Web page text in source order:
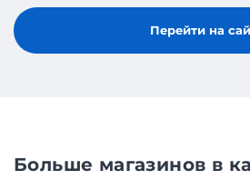
Перейти на
Больше магазинов в